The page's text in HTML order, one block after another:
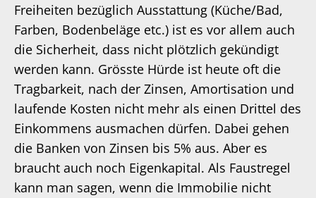
Freiheiten bezüglich Ausstattung (Küche/Bad,
Farben, Bodenbeläge etc.) ist es vor allem auch
die Sicherheit, dass nicht plötzlich gekündigt
werden kann. Grösste Hürde ist heute oft die
Tragbarkeit, nach der Zinsen, Amortisation und
laufende Kosten nicht mehr als einen Drittel des
Einkommens ausmachen dürfen. Dabei gehen
die Banken von Zinsen bis 5% aus. Aber es
braucht auch noch Eigenkapital. Als Faustregel
kann man sagen, wenn die Immobilie nicht